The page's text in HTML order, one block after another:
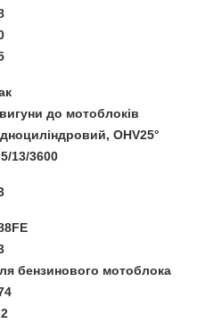
до мотоблоків
OHV25°
13/3600
бензинового мотоблока